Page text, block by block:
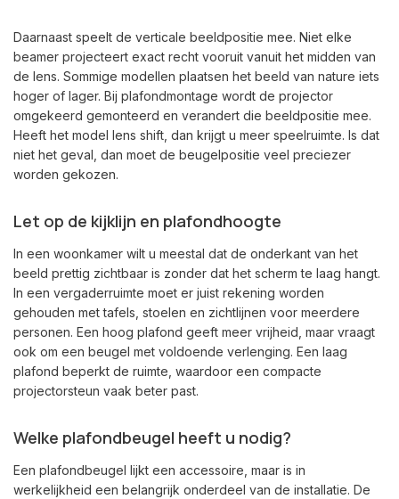
Daarnaast speelt de verticale beeldpositie mee. Niet elke
beamer projecteert exact recht vooruit vanuit het midden van
de lens. Sommige modellen plaatsen het beeld van nature iets
hoger of lager. Bij plafondmontage wordt de projector
omgekeerd gemonteerd en verandert die beeldpositie mee.
Heeft het model lens shift, dan krijgt u meer speelruimte. Is dat
niet het geval, dan moet de beugelpositie veel preciezer
worden gekozen.
Let op de kijklijn en plafondhoogte
In een woonkamer wilt u meestal dat de onderkant van het
beeld prettig zichtbaar is zonder dat het scherm te laag hangt.
In een vergaderruimte moet er juist rekening worden
gehouden met tafels, stoelen en zichtlijnen voor meerdere
personen. Een hoog plafond geeft meer vrijheid, maar vraagt
ook om een beugel met voldoende verlenging. Een laag
plafond beperkt de ruimte, waardoor een compacte
projectorsteun vaak beter past.
Welke plafondbeugel heeft u nodig?
Een plafondbeugel lijkt een accessoire, maar is in
werkelijkheid een belangrijk onderdeel van de installatie. De